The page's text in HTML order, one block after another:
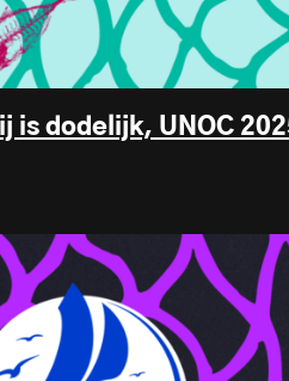
is dodelijk, UNOC